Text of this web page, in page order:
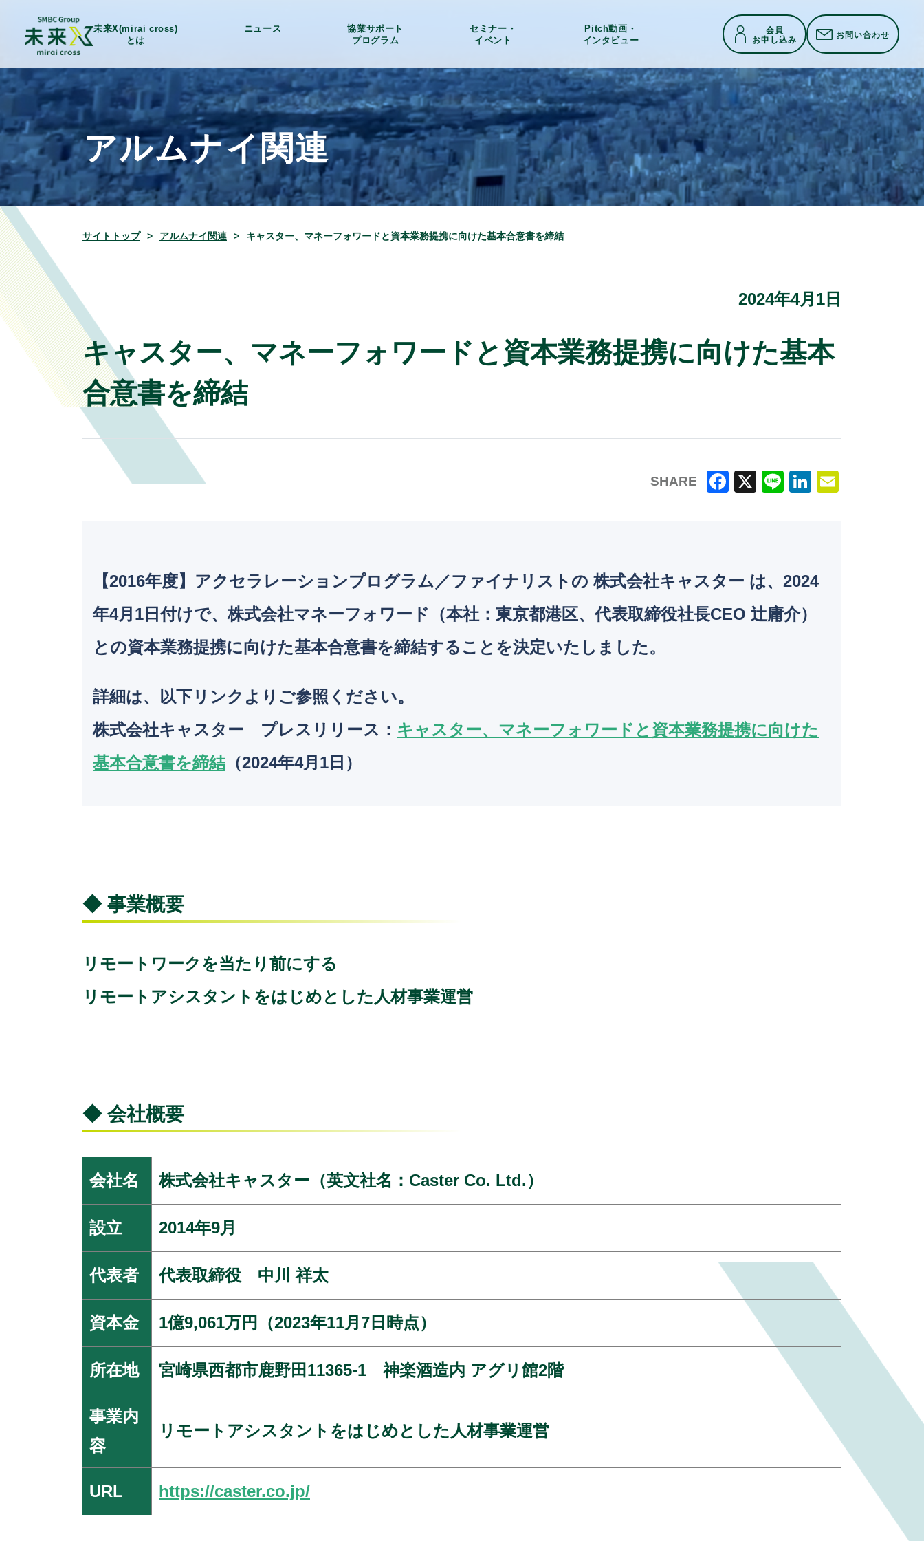
未来X(mirai cross)
とは
ニュース
協業サポート
プログラム
セミナー・
イベント
Pitch動画・
インタビュー
会員
お申し込み お問い合わせ
アルムナイ関連
サイトトップ アルムナイ関連 キャスター、マネーフォワードと資本業務提携に向けた基本合意書を締結
2024年4月1日
キャスター、マネーフォワードと資本業務提携に向けた基本
合意書を締結
SHARE
e
b
o
e
dI
n
【2016年度】アクセラレーションプログラム／ファイナリストの 株式会社キャスター は、2024
年4月1日付けで、株式会社マネーフォワード（本社：東京都港区、代表取締役社長CEO 辻庸介）
との資本業務提携に向けた基本合意書を締結することを決定いたしました。
詳細は、以下リンクよりご参照ください。
株式会社キャスター プレスリリース ： キャスター、マネーフォワードと資本業務提携に向けた
基本合意書を締結 （2024年4月1日）
◆ 事業概要
リモートワークを当たり前にする
リモートアシスタントをはじめとした人材事業運営
◆ 会社概要
会社名 株式会社キャスター（英文社名：Caster Co. Ltd.）
設立 2014年9月
代表者 代表取締役 中川 祥太
資本金 1億9,061万円（2023年11月7日時点）
所在地 宮崎県西都市鹿野田11365-1 神楽酒造内 アグリ館2階
事業内
容
リモートアシスタントをはじめとした人材事業運営
URL https://caster.co.jp/